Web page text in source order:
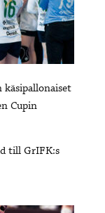
Cupin
till GrIFK:s